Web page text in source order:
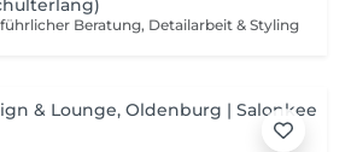
Beratung, Detailarbeit & Styling